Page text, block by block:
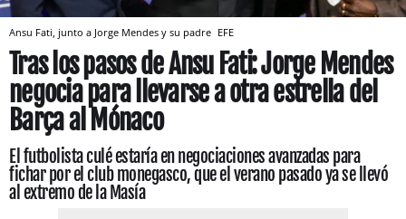
Ansu Fati, junto a Jorge Mendes y su padre EFE
Tras los pasos de Ansu Fati: Jorge Mendes
negocia para llevarse a otra estrella del
Barça al Mónaco
El futbolista culé estaría en negociaciones avanzadas para
fichar por el club monegasco, que el verano pasado ya se llevó
al extremo de la Masía